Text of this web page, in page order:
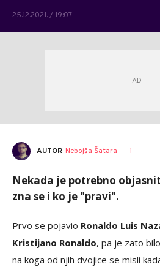
25.12.2021. / 19:07
AUTOR Nebojša Šatara 1
Nekada je potrebno
zna se i ko je "pravi".
Prvo se pojavio Ronaldo Luis
Kristijano Ronaldo, pa je zato
na koga od njih dvojice se misli